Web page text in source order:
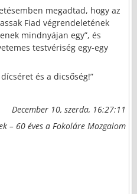
megadtad, hogy az
Fiad végrendeletének
mindnyájan egy”, és
testvériség egy-egy
és a dicsőség!”
December 10, szerda, 16:27:11
– 60 éves a Fokoláre Mozgalom